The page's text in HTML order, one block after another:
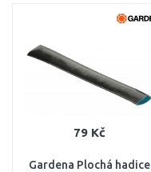
79 Kč
Gardena Plochá hadice